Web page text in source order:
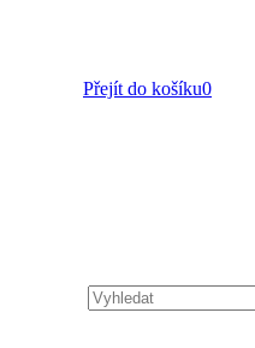
Přejít do košíku0